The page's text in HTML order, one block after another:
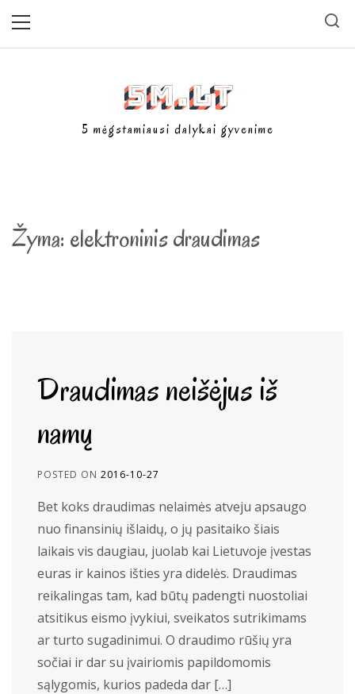
5m.lt
5 mėgstamiausi dalykai gyvenime
Žyma: elektroninis draudimas
Draudimas neišėjus iš
namų
POSTED ON 2016-10-27
Bet koks draudimas nelaimės atveju apsaugo
nuo finansinių išlaidų, o jų pasitaiko šiais
laikais vis daugiau, juolab kai Lietuvoje įvestas
euras ir kainos išties yra didelės. Draudimas
reikalingas tam, kad būtų padengti nuostoliai
atsitikus eismo įvykiui, sveikatos sutrikimams
ar turto sugadinimui. O draudimo rūšių yra
sočiai ir dar su įvairiomis papildomomis
sąlygomis, kurios padeda dar […]